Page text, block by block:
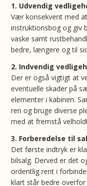
1. Udvendig
Vær konsekvent med
instruktionsbog og giv
vaske samt
bedre, længere og til
2. Indvendig
Der er også vigtigt at
eventuelle skader på
elementer i kabinen.
ren og bruge diverse
med at fremstå
3. Forberedelse til
Det første indtryk er
bilsalg. Derved er det
ordentlig rent i
klart står bedre overfor